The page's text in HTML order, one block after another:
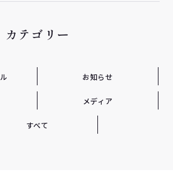
カテゴリー
お知らせ
メディア
すべて